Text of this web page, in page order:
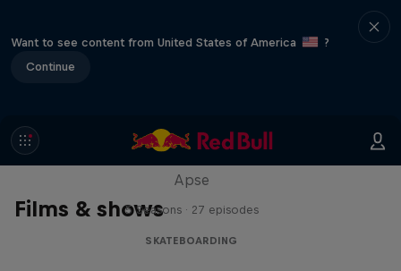
Want to see content from United States of America
?
Continue
Films & shows
Skate Tales
Apse
5 Seasons · 27 episodes
SKATEBOARDING